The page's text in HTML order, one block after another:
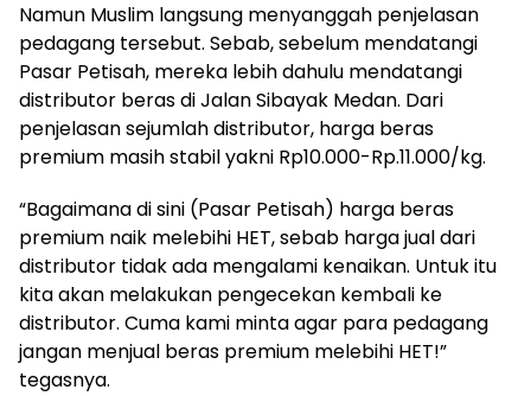
Namun Muslim langsung menyanggah penjelasan
pedagang tersebut. Sebab, sebelum mendatangi
Pasar Petisah, mereka lebih dahulu mendatangi
distributor beras di Jalan Sibayak Medan. Dari
penjelasan sejumlah distributor, harga beras
premium masih stabil yakni Rp10.000-Rp.11.000/kg.
“Bagaimana di sini (Pasar Petisah) harga beras
premium naik melebihi HET, sebab harga jual dari
distributor tidak ada mengalami kenaikan. Untuk itu
kita akan melakukan pengecekan kembali ke
distributor. Cuma kami minta agar para pedagang
jangan menjual beras premium melebihi HET!”
tegasnya.